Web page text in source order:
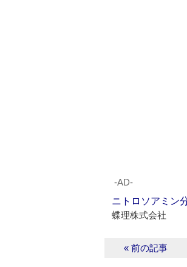
‐AD‐
ニトロソアミン
蝶理株式会社
« 前の記事